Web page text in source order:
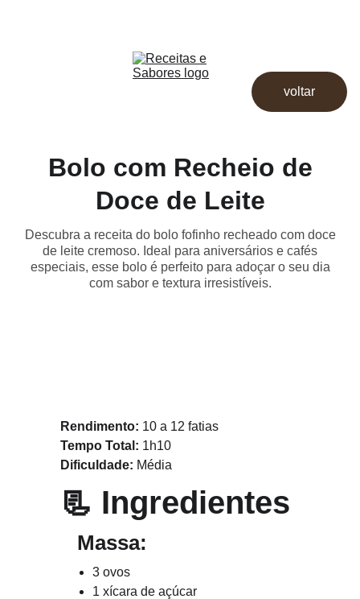
voltar
Bolo com Recheio de
Doce de Leite
Descubra a receita do bolo fofinho recheado com doce
de leite cremoso. Ideal para aniversários e cafés
especiais, esse bolo é perfeito para adoçar o seu dia
com sabor e textura irresistíveis.
Rendimento: 10 a 12 fatias
Tempo Total: 1h10
Dificuldade: Média
📃 Ingredientes
   Massa:
3 ovos
1 xícara de açúcar